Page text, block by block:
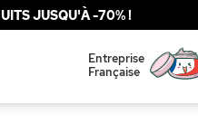
JUSQU'À -70% !
Entreprise
Française